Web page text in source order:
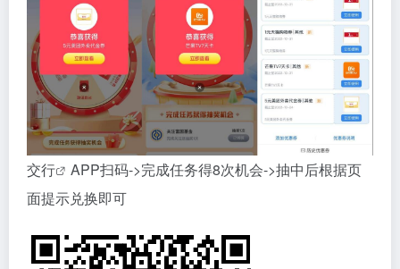
交行
APP扫码->完成任务得8次机会->抽中后根据页
面提示兑换即可